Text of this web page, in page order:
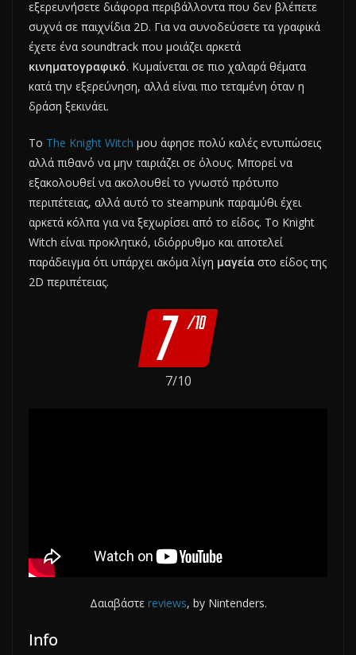
εξερευνήσετε διάφορα περιβάλλοντα που δεν βλέπετε
συχνά σε παιχνίδια 2D. Για να συνοδεύσετε τα γραφικά
έχετε ένα soundtrack που μοιάζει αρκετά
κινηματογραφικό. Κυμαίνεται σε πιο χαλαρά θέματα
κατά την εξερεύνηση, αλλά είναι πιο τεταμένη όταν η
δράση ξεκινάει.
Το Τhe Knight Witch μου άφησε πολύ καλές εντυπώσεις
αλλά πιθανό να μην ταιριάζει σε όλους. Μπορεί να
εξακολουθεί να ακολουθεί το γνωστό πρότυπο
περιπέτειας, αλλά αυτό το steampunk παραμύθι έχει
αρκετά κόλπα για να ξεχωρίσει από το είδος. Το Knight
Witch είναι προκλητικό, ιδιόρρυθμο και αποτελεί
παράδειγμα ότι υπάρχει ακόμα λίγη μαγεία στο είδος της
2D περιπέτειας.
7/10
Δαιαβάστε reviews, by Nintenders.
Info